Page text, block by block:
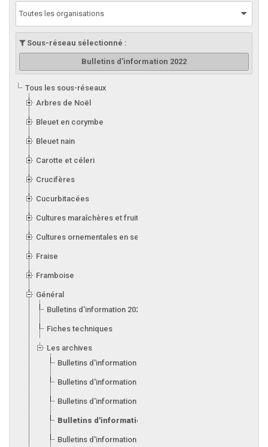
Toutes les organisations
Sous-réseau sélectionné :
Bulletins d'information 2022
Tous les sous-réseaux
Arbres de Noël
Bleuet en corymbe
Bleuet nain
Carotte et céleri
Crucifères
Cucurbitacées
Cultures maraîchères et fruitières en serre
Cultures ornementales en serre
Fraise
Framboise
Général
Bulletins d'information 2026
Fiches techniques
Les archives
Bulletins d'information 2025
Bulletins d'information 2024
Bulletins d'information 2023
Bulletins d'information 2022
Bulletins d'information 2021